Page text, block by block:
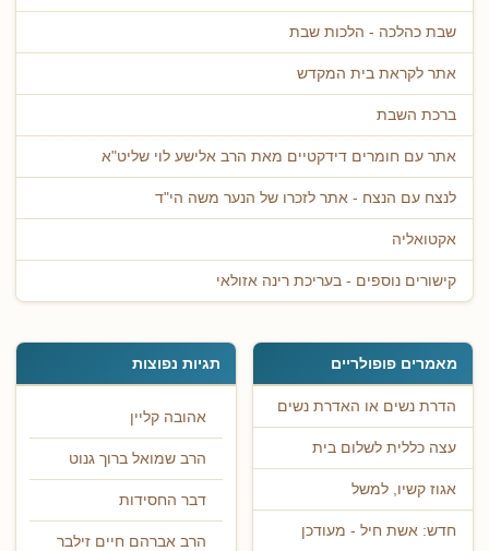
שבת כהלכה - הלכות שבת
אתר לקראת בית המקדש
ברכת השבת
אתר עם חומרים דידקטיים מאת הרב אלישע לוי שליט"א
לנצח עם הנצח - אתר לזכרו של הנער משה הי"ד
אקטואליה
קישורים נוספים - בעריכת רינה אזולאי
מאמרים פופולריים
הדרת נשים או האדרת נשים
עצה כללית לשלום בית
אגוז קשיו, למשל
חדש: אשת חיל - מעודכן
תגיות נפוצות
אהובה קליין
הרב שמואל ברוך גנוט
דבר החסידות
הרב אברהם חיים זילבר